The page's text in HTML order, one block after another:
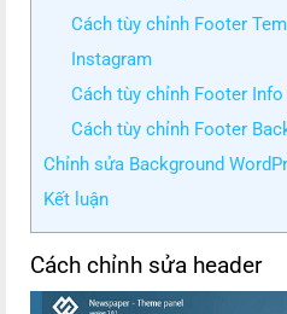
Cách tùy chỉnh Footer
Instagram
Cách tùy chỉnh Footer
Cách tùy chỉnh Footer
Chỉnh sửa Background
Kết luận
Cách chỉnh sửa header